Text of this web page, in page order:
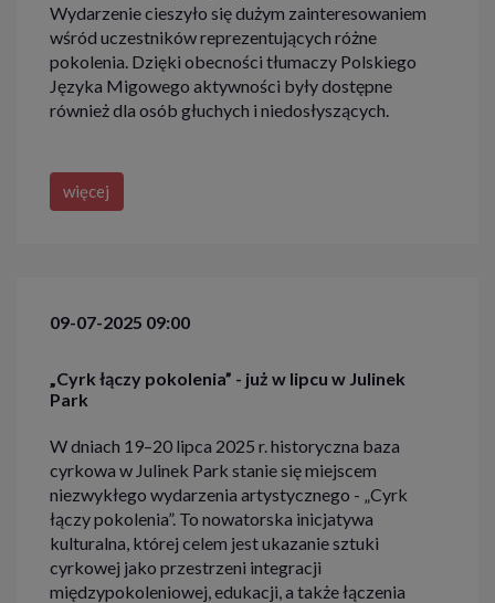
Wydarzenie cieszyło się dużym zainteresowaniem
wśród uczestników reprezentujących różne
pokolenia. Dzięki obecności tłumaczy Polskiego
Języka Migowego aktywności były dostępne
również dla osób głuchych i niedosłyszących.
więcej
09-07-2025 09:00
„Cyrk łączy pokolenia” - już w lipcu w Julinek
Park
W dniach 19–20 lipca 2025 r. historyczna baza
cyrkowa w Julinek Park stanie się miejscem
niezwykłego wydarzenia artystycznego - „Cyrk
łączy pokolenia”. To nowatorska inicjatywa
kulturalna, której celem jest ukazanie sztuki
cyrkowej jako przestrzeni integracji
międzypokoleniowej, edukacji, a także łączenia